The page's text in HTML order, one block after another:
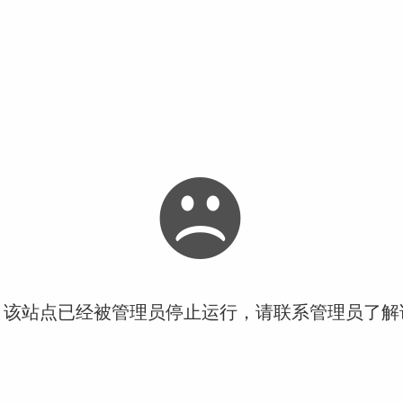
站点已经被管理员停止运行，请联系管理员了